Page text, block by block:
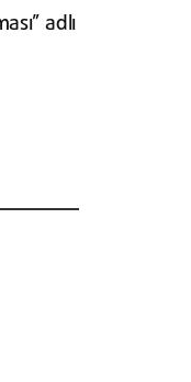
adlı